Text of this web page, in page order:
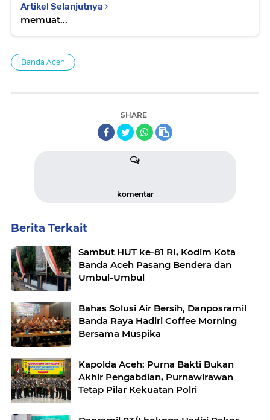
Artikel Selanjutnya
memuat...
Banda Aceh
SHARE
komentar
Berita Terkait
Sambut HUT ke-81 RI, Kodim Kota
Banda Aceh Pasang Bendera dan
Umbul-Umbul
Bahas Solusi Air Bersih, Danposramil
Banda Raya Hadiri Coffee Morning
Bersama Muspika
Kapolda Aceh: Purna Bakti Bukan
Akhir Pengabdian, Purnawirawan
Tetap Pilar Kekuatan Polri